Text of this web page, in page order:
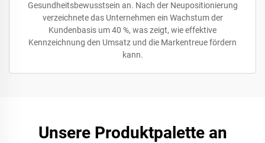
Gesundheitsbewusstsein an. Nach der Neupositionierung
verzeichnete das Unternehmen ein Wachstum der
Kundenbasis um 40 %, was zeigt, wie effektive
Kennzeichnung den Umsatz und die Markentreue fördern
kann.
Unsere Produktpalette an